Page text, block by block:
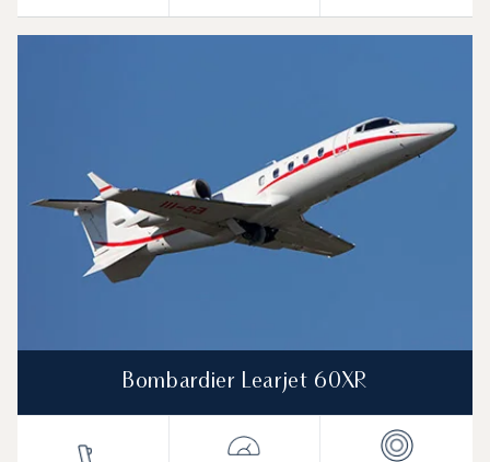
Bombardier Learjet 60XR